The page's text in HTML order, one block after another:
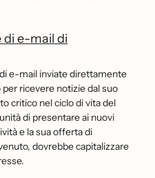
di e-mail di
e-mail inviate direttamente
ricevere notizie dal suo
critico nel ciclo di vita del
di presentare ai nuovi
e la sua offerta di
dovrebbe capitalizzare